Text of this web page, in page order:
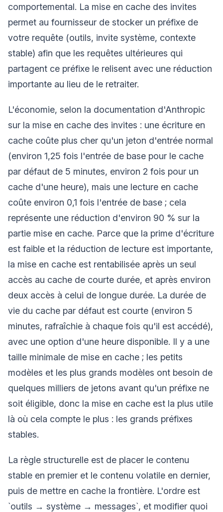
comportemental. La mise en cache des invites
permet au fournisseur de stocker un préfixe de
votre requête (outils, invite système, contexte
stable) afin que les requêtes ultérieures qui
partagent ce préfixe le relisent avec une réduction
importante au lieu de le retraiter.
L'économie, selon la documentation d'Anthropic
sur la mise en cache des invites : une écriture en
cache coûte plus cher qu'un jeton d'entrée normal
(environ 1,25 fois l'entrée de base pour le cache
par défaut de 5 minutes, environ 2 fois pour un
cache d'une heure), mais une lecture en cache
coûte environ 0,1 fois l'entrée de base ; cela
représente une réduction d'environ 90 % sur la
partie mise en cache. Parce que la prime d'écriture
est faible et la réduction de lecture est importante,
la mise en cache est rentabilisée après un seul
accès au cache de courte durée, et après environ
deux accès à celui de longue durée. La durée de
vie du cache par défaut est courte (environ 5
minutes, rafraîchie à chaque fois qu'il est accédé),
avec une option d'une heure disponible. Il y a une
taille minimale de mise en cache ; les petits
modèles et les plus grands modèles ont besoin de
quelques milliers de jetons avant qu'un préfixe ne
soit éligible, donc la mise en cache est la plus utile
là où cela compte le plus : les grands préfixes
stables.
La règle structurelle est de placer le contenu
stable en premier et le contenu volatile en dernier,
puis de mettre en cache la frontière. L'ordre est
`outils → système → messages`, et modifier quoi